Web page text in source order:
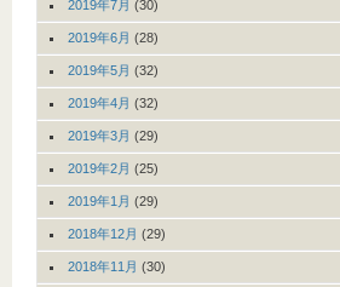
2019年7月 (30)
2019年6月 (28)
2019年5月 (32)
2019年4月 (32)
2019年3月 (29)
2019年2月 (25)
2019年1月 (29)
2018年12月 (29)
2018年11月 (30)